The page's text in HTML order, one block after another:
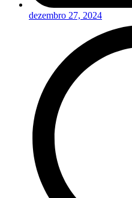
dezembro 27, 2024